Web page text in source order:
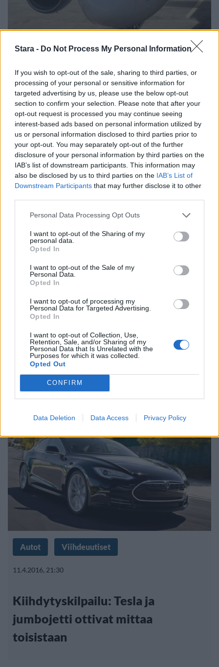
Stara - Do Not Process My Personal Information
If you wish to opt-out of the sale, sharing to third parties, or
processing of your personal or sensitive information for
targeted advertising by us, please use the below opt-out
section to confirm your selection. Please note that after your
opt-out request is processed you may continue seeing
interest-based ads based on personal information utilized by
us or personal information disclosed to third parties prior to
your opt-out. You may separately opt-out of the further
disclosure of your personal information by third parties on the
IAB’s list of downstream participants. This information may
also be disclosed by us to third parties on the IAB’s List of
Downstream Participants that may further disclose it to other
Personal Data Processing Opt Outs
I want to opt-out of the Sharing of my
personal data.
Opted In
I want to opt-out of the Sale of my
Personal Data.
Opted In
I want to opt-out of processing my
Personal Data for Targeted Advertising.
Opted In
I want to opt-out of Collection, Use,
Retention, Sale, and/or Sharing of my
Personal Data that Is Unrelated with the
Purposes for which it was collected.
Opted Out
CONFIRM
Data Deletion Data Access Privacy Policy
Matkailu
30.10.2016, 21:00
Boeing 747 laskeutui katsojia
hipoen – tätä näkyä ei enää
jatkossa kuvata
Viihdeuutiset
2.6.2016, 9:30
Iron Maidenin Boeing 747
laskeutui Zurichiin –
majesteettinen näky!
Autot Viihdeuutiset
11.4.2016, 21:30
Kiihdytyskilpailu: Tesla ja
jumbojetti ottivat mittaa
toisistaan